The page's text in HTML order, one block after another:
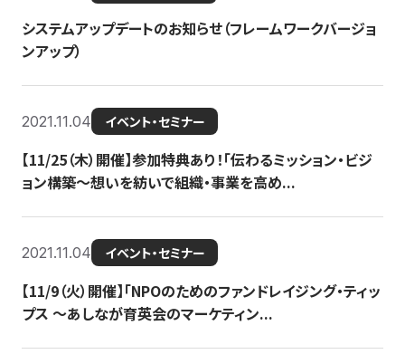
システムアップデートのお知らせ（フレームワークバージョ
ンアップ）
2021.11.04 イベント・セミナー
【11/25（木）開催】参加特典あり！「伝わるミッション・ビジ
ョン構築〜想いを紡いで組織・事業を高め...
2021.11.04 イベント・セミナー
【11/9（火）開催】「NPOのためのファンドレイジング・ティッ
プス 〜あしなが育英会のマーケティン...